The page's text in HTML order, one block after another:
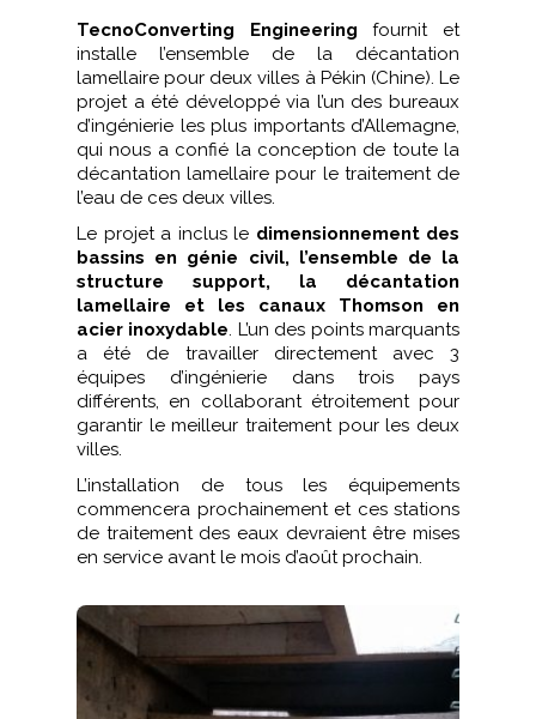
TecnoConverting Engineering fournit et
installe l’ensemble de la décantation
lamellaire pour deux villes à Pékin (Chine). Le
projet a été développé via l’un des bureaux
d’ingénierie les plus importants d’Allemagne,
qui nous a confié la conception de toute la
décantation lamellaire pour le traitement de
l’eau de ces deux villes.
Le projet a inclus le dimensionnement des
bassins en génie civil, l’ensemble de la
structure support, la décantation
lamellaire et les canaux Thomson en
acier inoxydable. L’un des points marquants
a été de travailler directement avec 3
équipes d’ingénierie dans trois pays
différents, en collaborant étroitement pour
garantir le meilleur traitement pour les deux
villes.
L’installation de tous les équipements
commencera prochainement et ces stations
de traitement des eaux devraient être mises
en service avant le mois d’août prochain.